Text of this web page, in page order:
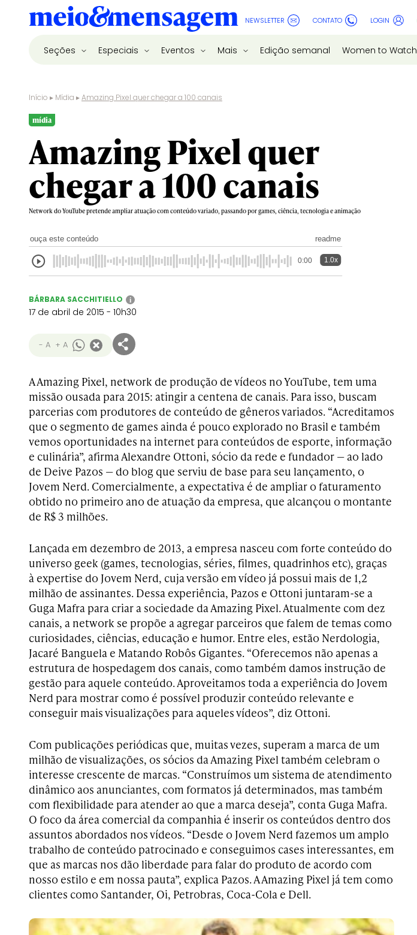
NEWSLETTER CONTATO LOGIN
Seções Especiais Eventos Mais Edição semanal Women to Watch
Início ▸ Mídia ▸Amazing Pixel quer chegar a 100 canais
mídia
Amazing Pixel quer
chegar a 100 canais
Network do YouTube pretende ampliar atuação com conteúdo variado, passando por games, ciência, tecnologia e animação
ouça este conteúdo readme
0:00 1.0x
BÁRBARA SACCHITIELLO i
17 de abril de 2015 - 10h30
- A + A
A Amazing Pixel, network de produção de vídeos no YouTube, tem uma
missão ousada para 2015: atingir a centena de canais. Para isso, buscam
parcerias com produtores de conteúdo de gêneros variados. “Acreditamos
que o segmento de games ainda é pouco explorado no Brasil e também
vemos oportunidades na internet para conteúdos de esporte, informação
e culinária”, afirma Alexandre Ottoni, sócio da rede e fundador — ao lado
de Deive Pazos — do blog que serviu de base para seu lançamento, o
Jovem Nerd. Comercialmente, a expectativa é de ampliar o faturamento
obtido no primeiro ano de atuação da empresa, que alcançou o montante
de R$ 3 milhões.
Lançada em dezembro de 2013, a empresa nasceu com forte conteúdo do
universo geek­ (games, tecnologias, séries, filmes, quadrinhos etc), graças
à expertise do Jovem Nerd, cuja versão em vídeo já possui mais de 1,2
milhão de assinantes. Dessa experiência, Pazos e Ottoni juntaram-se a
Guga Mafra para criar a sociedade da Amazing Pixel. Atualmente com dez
canais, a network se propõe a agregar parceiros que falem de temas como
curiosidades, ciências, educação e humor. Entre eles, estão Nerdologia,
Jacaré Banguela e Matando Robôs Gigantes. “Oferecemos não apenas a
estrutura de hospedagem dos canais, como também damos instrução de
gestão para aquele conteúdo. Aproveitamos toda a experiência do Jovem
Nerd para mostrar como é possível produzir conteúdo relevante e
conseguir mais visualizações para aqueles vídeos”, diz Ottoni.
Com publicações periódicas que, muitas vezes, superam a marca de um
milhão de visualizações, os sócios da Amazing Pixel também celebram o
interesse crescente de marcas. “Construímos um sistema de atendimento
dinâmico aos anunciantes, com formatos já determinados, mas também
com flexibilidade para atender ao que a marca deseja”, conta Guga Mafra.
O foco da área comercial da companhia é inserir os conteúdos dentro dos
assuntos abordados nos ­vídeos. “Desde o Jovem Nerd fazemos um amplo
trabalho de conteúdo patrocinado e conseguimos cases interessantes, em
que as marcas nos dão liberdade para falar do produto de acordo com
nosso estilo e em nossa pauta”, explica Pazos. A Amazing Pixel já tem como
clientes como Santander, Oi, Petrobras, Coca-Cola e Dell.